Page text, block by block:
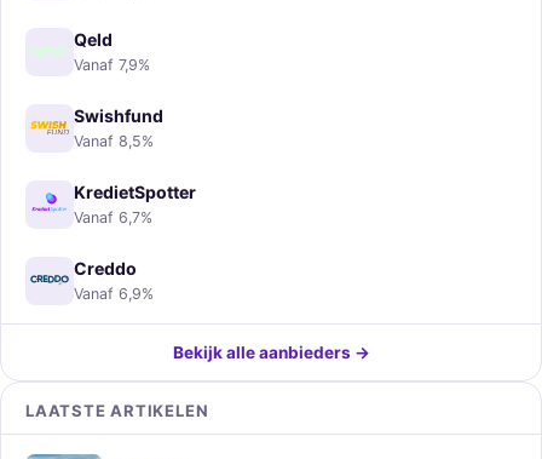
Qeld
Vanaf 7,9%
Swishfund
Vanaf 8,5%
KredietSpotter
Vanaf 6,7%
Creddo
Vanaf 6,9%
Bekijk alle aanbieders →
LAATSTE ARTIKELEN